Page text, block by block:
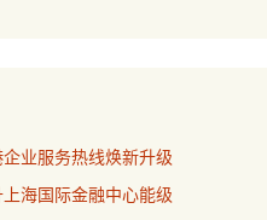
业服务热线焕新升级
海国际金融中心能级